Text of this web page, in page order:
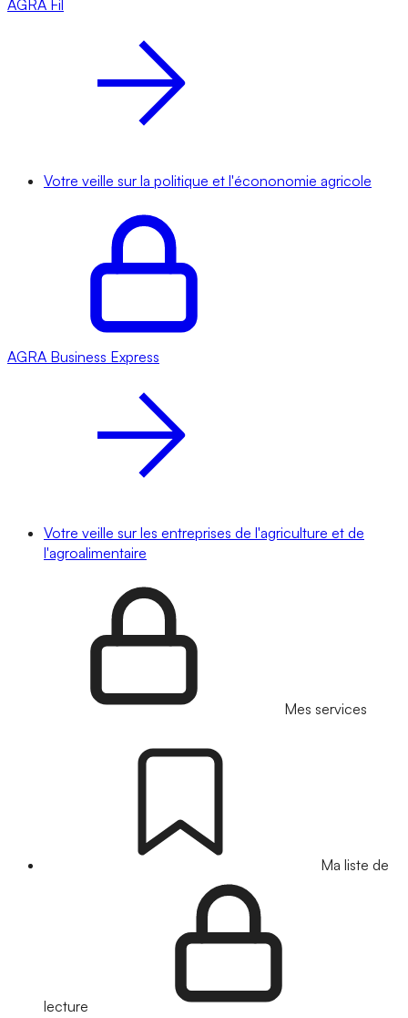
AGRA Fil
Votre veille sur la politique et l'écononomie agricole
AGRA Business Express
Votre veille sur les entreprises de l'agriculture et de
l'agroalimentaire
Mes services
Ma liste de
lecture